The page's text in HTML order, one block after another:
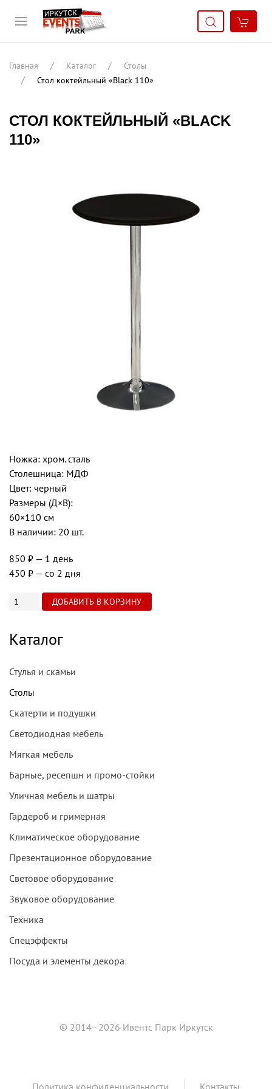
Главная Каталог
Столы
Стол коктейльный «Black 110»
СТОЛ КОКТЕЙЛЬНЫЙ «BLACK
110»
Ножка: хром. сталь
Столешница: МДФ
Цвет: черный
Размеры (Д×В):
60×110 см
В наличии: 20 шт.
850 ₽ — 1 день
450 ₽ — со 2 дня
Каталог
Стулья и скамьи
Столы
Скатерти и подушки
Светодиодная мебель
Мягкая мебель
Барные, ресепшн и промо-стойки
Уличная мебель и шатры
Гардероб и гримерная
Климатическое оборудование
Презентационное оборудование
Световое оборудование
Звуковое оборудование
Техника
Спецэффекты
Посуда и элементы декора
© 2014–2026 Ивентс Парк Иркутск
Политика конфиденциальности Контакты